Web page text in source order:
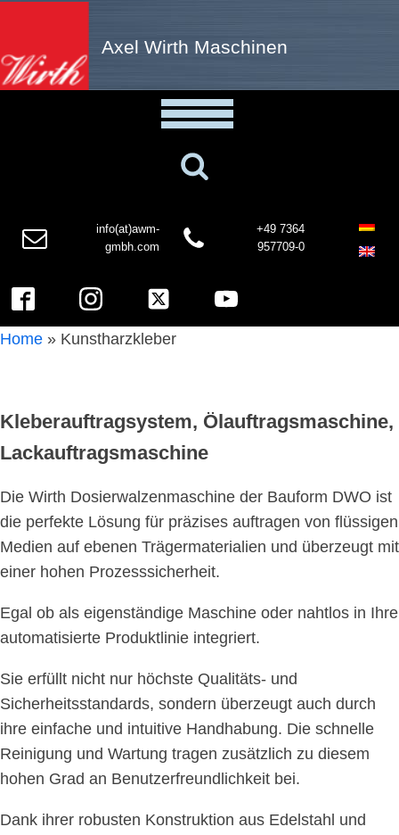
Axel Wirth Maschinen
info(at)awm-
gmbh.com
+49 7364
957709-0
Home » Kunstharzkleber
Kleberauftragsystem, Ölauftragsmaschine,
Lackauftragsmaschine
Die Wirth Dosierwalzenmaschine der Bauform DWO ist
die perfekte Lösung für präzises auftragen von flüssigen
Medien auf ebenen Trägermaterialien und überzeugt mit
einer hohen Prozesssicherheit.
Egal ob als eigenständige Maschine oder nahtlos in Ihre
automatisierte Produktlinie integriert.
Sie erfüllt nicht nur höchste Qualitäts- und
Sicherheitsstandards, sondern überzeugt auch durch
ihre einfache und intuitive Handhabung. Die schnelle
Reinigung und Wartung tragen zusätzlich zu diesem
hohen Grad an Benutzerfreundlichkeit bei.
Dank ihrer robusten Konstruktion aus Edelstahl und